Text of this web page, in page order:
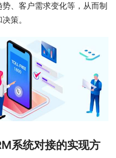
、客户需求变化等，从而制
策。
系统对接的实现方